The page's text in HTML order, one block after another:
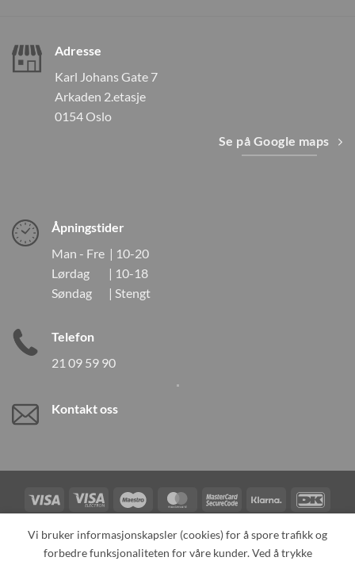
Adresse
Karl Johans Gate 7
Arkaden 2.etasje
0154 Oslo
Se på Google maps
Åpningstider
Man - Fre | 10-20
Lørdag | 10-18
Søndag | Stengt
Telefon
21 09 59 90
Kontakt oss
Visa
Visa
Electron
Maestro MasterCardMasterCard
2
Klarna
Card
TILBAKEKALLINGER KONTAKT OSS OM OSS
Vi bruker informasjonskapsler (cookies) for å spore trafikk og
forbedre funksjonaliteten for våre kunder. Ved å trykke